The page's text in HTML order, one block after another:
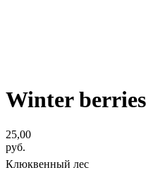
Winter berries
25,00
руб.
Клюквенный лес